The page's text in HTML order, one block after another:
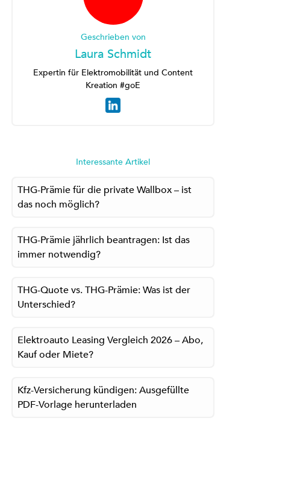
Geschrieben von
Laura Schmidt
Expertin für Elektromobilität und Content
Kreation #goE
Interessante Artikel
THG-Prämie für die private Wallbox – ist
das noch möglich?
THG-Prämie jährlich beantragen: Ist das
immer notwendig?
THG-Quote vs. THG-Prämie: Was ist der
Unterschied?
Elektroauto Leasing Vergleich 2026 – Abo,
Kauf oder Miete?
Kfz-Versicherung kündigen: Ausgefüllte
PDF-Vorlage herunterladen